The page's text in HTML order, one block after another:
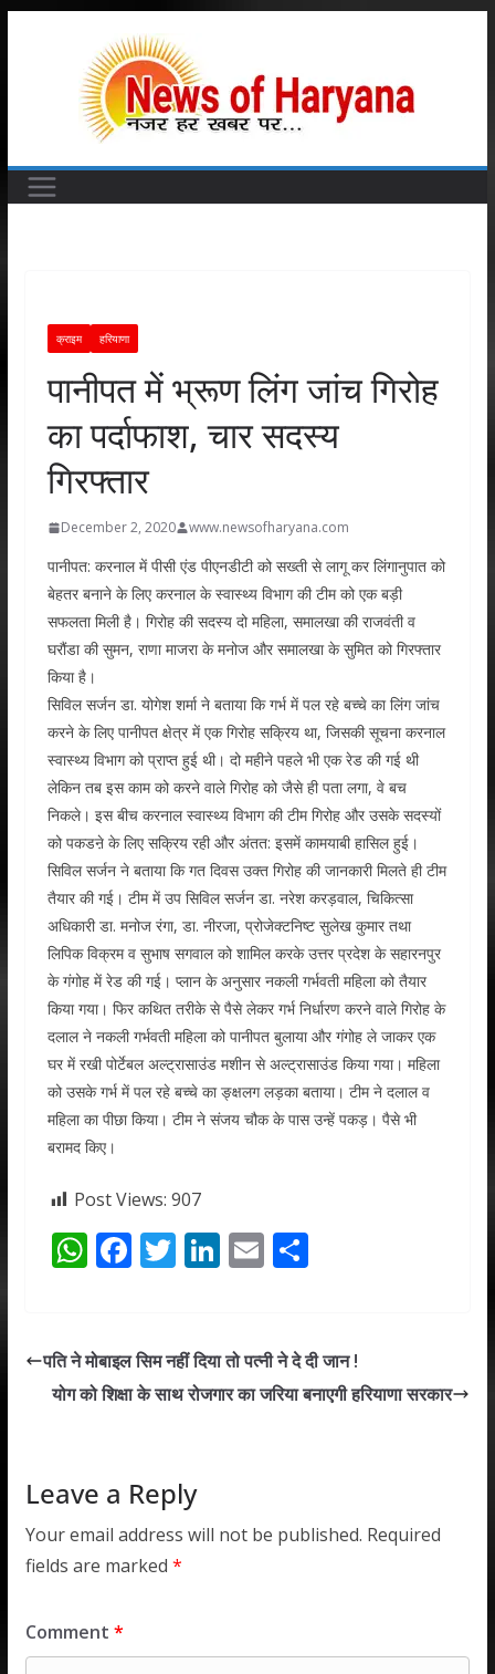
क्राइम हरियाणा
पानीपत में भ्रूण लिंग जांच गिरोह
का पर्दाफाश, चार सदस्‍य
गिरफ्तार
December 2, 2020 www.newsofharyana.com
पानीपत: करनाल में पीसी एंड पीएनडीटी को सख्ती से लागू कर लिंगानुपात को
बेहतर बनाने के लिए करनाल के स्वास्थ्य विभाग की टीम को एक बड़ी
सफलता मिली है। गिरोह की सदस्य दो महिला, समालखा की राजवंती व
घरौंडा की सुमन, राणा माजरा के मनोज और समालखा के सुमित को गिरफ्तार
किया है।
सिविल सर्जन डा. योगेश शर्मा ने बताया कि गर्भ में पल रहे बच्चे का लिंग जांच
करने के लिए पानीपत क्षेत्र में एक गिरोह सक्रिय था, जिसकी सूचना करनाल
स्वास्थ्य विभाग को प्राप्त हुई थी। दो महीने पहले भी एक रेड की गई थी
लेकिन तब इस काम को करने वाले गिरोह को जैसे ही पता लगा, वे बच
निकले। इस बीच करनाल स्वास्थ्य विभाग की टीम गिरोह और उसके सदस्यों
को पकडऩे के लिए सक्रिय रही और अंतत: इसमें कामयाबी हासिल हुई।
सिविल सर्जन ने बताया कि गत दिवस उक्त गिरोह की जानकारी मिलते ही टीम
तैयार की गई। टीम में उप सिविल सर्जन डा. नरेश करड़वाल, चिकित्सा
अधिकारी डा. मनोज रंगा, डा. नीरजा, प्रोजेक्टनिष्ट सुलेख कुमार तथा
लिपिक विक्रम व सुभाष सगवाल को शामिल करके उत्तर प्रदेश के सहारनपुर
के गंगोह में रेड की गई। प्लान के अनुसार नकली गर्भवती महिला को तैयार
किया गया। फिर कथित तरीके से पैसे लेकर गर्भ निर्धारण करने वाले गिरोह के
दलाल ने नकली गर्भवती महिला को पानीपत बुलाया और गंगोह ले जाकर एक
घर में रखी पोर्टेबल अल्ट्रासाउंड मशीन से अल्ट्रासाउंड किया गया। महिला
को उसके गर्भ में पल रहे बच्चे का ङ्क्षलग लड़का बताया। टीम ने दलाल व
महिला का पीछा किया। टीम ने संजय चौक के पास उन्हें पकड़। पैसे भी
बरामद किए।
Post Views: 907
W
s
A
F
b
o
T
er
Li
e
dI
E
l
S
e
पति ने मोबाइल सिम नहीं दिया तो पत्नी ने दे दी जान !
योग को शिक्षा के साथ रोजगार का जरिया बनाएगी हरियाणा सरकार
Leave a Reply
Your email address will not be published. Required
fields are marked *
Comment *